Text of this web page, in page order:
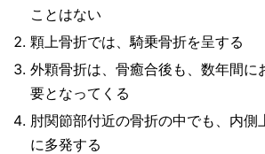
ことはない
顆上骨折では、騎乗骨折を呈する
外顆骨折は、骨癒合後も、数年間に
要となってくる
肘関節部付近の骨折の中でも、内側
に多発する